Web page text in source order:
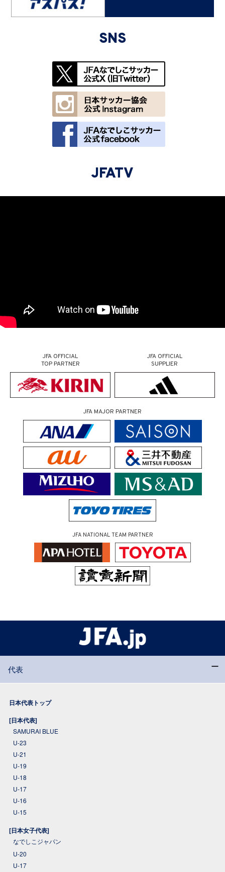
SNS
JFATV
JFA OFFICIAL
TOP PARTNER
JFA OFFICIAL
SUPPLIER
JFA MAJOR PARTNER
JFA NATIONAL TEAM PARTNER
代表
日本代表トップ
[日本代表]
SAMURAI BLUE
U-23
U-21
U-19
U-18
U-17
U-16
U-15
[日本女子代表]
なでしこジャパン
U-20
U-17